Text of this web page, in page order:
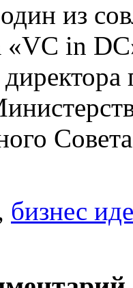
из
in
бизнес